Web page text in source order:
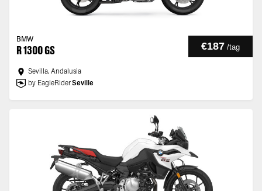
BMW
R 1300 GS €187 /tag
Sevilla, Andalusia
by EagleRiderSeville